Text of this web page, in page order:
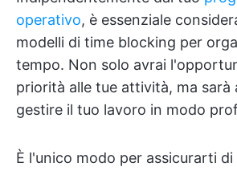
operativo, è essenziale
modelli di time blocking per
tempo. Non solo avrai
priorità alle tue attività, ma sarà
gestire il tuo lavoro in modo
È l'unico modo per assicurarti